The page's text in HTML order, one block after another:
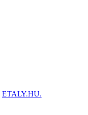
ETALY.HU.